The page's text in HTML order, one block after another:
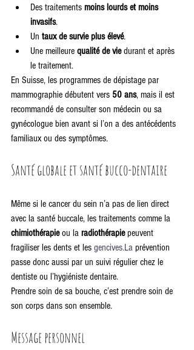
Des traitements moins lourds et moins
invasifs.
Un taux de survie plus élevé.
Une meilleure qualité de vie durant et après
le traitement.
En Suisse, les programmes de dépistage par
mammographie débutent vers 50 ans, mais il est
recommandé de consulter son médecin ou sa
gynécologue bien avant si l’on a des antécédents
familiaux ou des symptômes.
Santé globale et santé bucco-dentaire
Même si le cancer du sein n’a pas de lien direct
avec la santé buccale, les traitements comme la
chimiothérapie ou la radiothérapie peuvent
fragiliser les dents et les gencives.La prévention
passe donc aussi par un suivi régulier chez le
dentiste ou l’hygiéniste dentaire.
Prendre soin de sa bouche, c’est prendre soin de
son corps dans son ensemble.
Message personnel